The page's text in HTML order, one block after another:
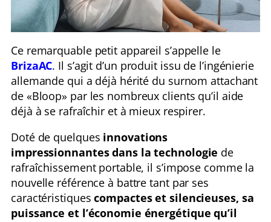
Ce remarquable petit appareil s’appelle le
BrizaAC. Il s’agit d’un produit issu de l’ingénierie
allemande qui a déjà hérité du surnom attachant
de «Bloop» par les nombreux clients qu’il aide
déjà à se rafraîchir et à mieux respirer.
Doté de quelques innovations
impressionnantes dans la technologie de
rafraîchissement portable, il s’impose comme la
nouvelle référence à battre tant par ses
caractéristiquescompactes et silencieuses, sa
puissance et l’économie énergétique qu’il